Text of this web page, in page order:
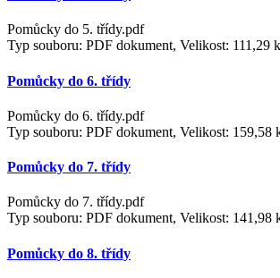
Pomůcky do 5. třídy.pdf
Typ souboru: PDF dokument, Velikost: 111,29
Pomůcky do 6. třídy
Pomůcky do 6. třídy.pdf
Typ souboru: PDF dokument, Velikost: 159,58
Pomůcky do 7. třídy
Pomůcky do 7. třídy.pdf
Typ souboru: PDF dokument, Velikost: 141,98
Pomůcky do 8. třídy